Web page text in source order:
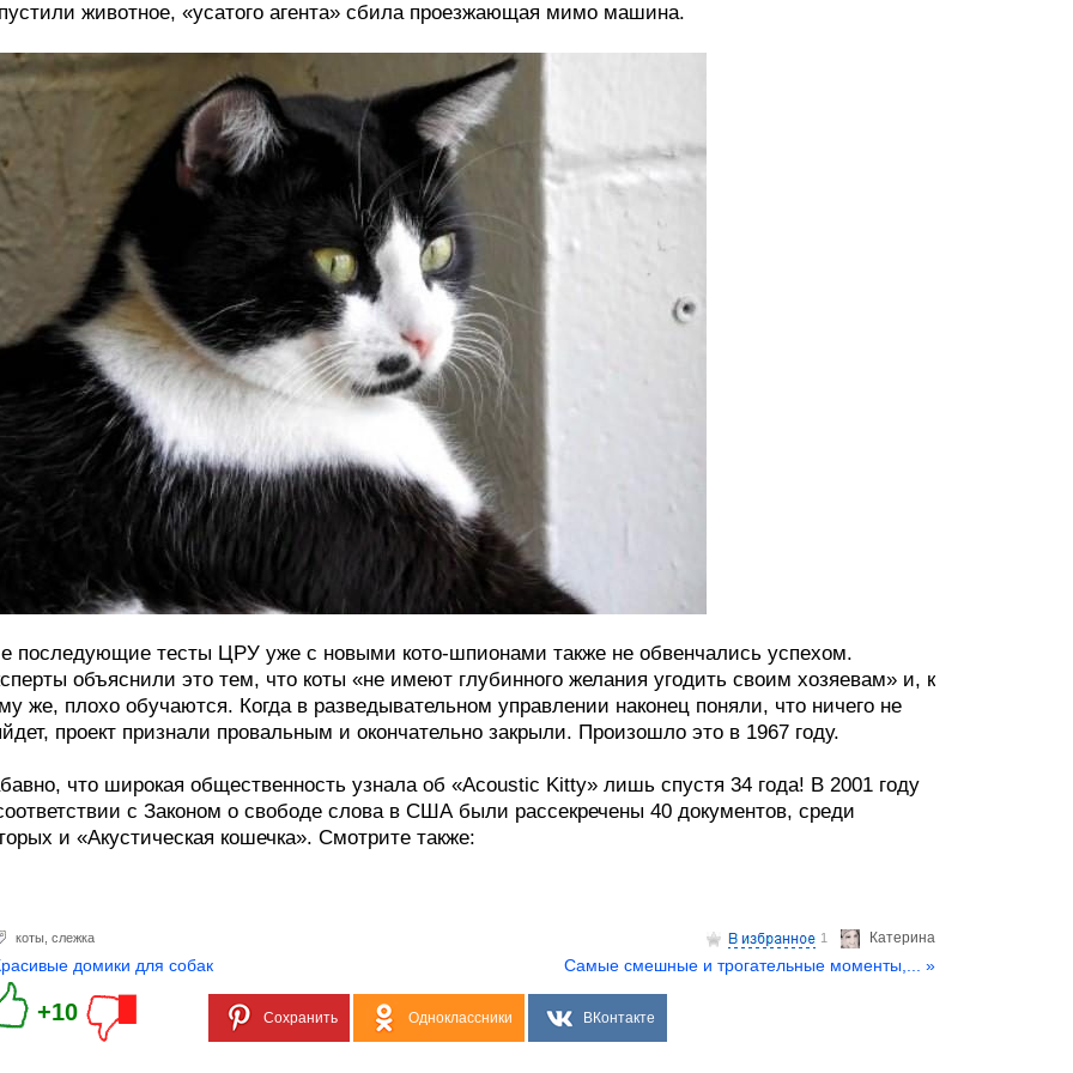
животное, «усатого агента» сбила проезжающая мимо машина.
последующие тесты ЦРУ уже с новыми кото-шпионами также не обвенчались успехом.
объяснили это тем, что коты «не имеют глубинного желания угодить своим хозяевам» и, к
же, плохо обучаются. Когда в разведывательном управлении наконец поняли, что ничего не
проект признали провальным и окончательно закрыли. Произошло это в 1967 году.
что широкая общественность узнала об «Acoustic Kitty» лишь спустя 34 года! В 2001 году
с Законом о свободе слова в США были рассекречены 40 документов, среди
и «Акустическая кошечка». Смотрите также:
Катерина
1
коты слежка
домики для собак Самые смешные и трогательные моменты,... »
+10 Сохранить Одноклассники ВКонтакте